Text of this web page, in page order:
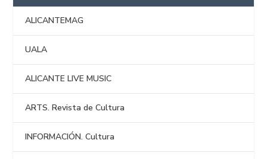
ALICANTEMAG
UALA
ALICANTE LIVE MUSIC
ARTS. Revista de Cultura
INFORMACIÓN. Cultura